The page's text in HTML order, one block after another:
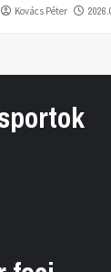
Kovács Péter